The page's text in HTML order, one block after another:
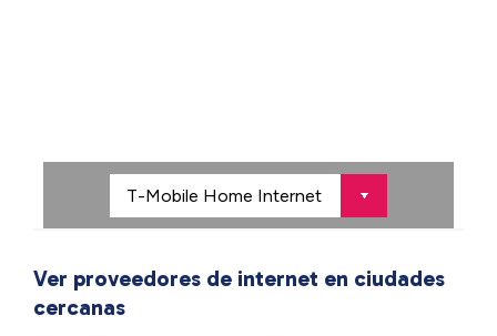
Ver proveedores de internet en ciudades
cercanas